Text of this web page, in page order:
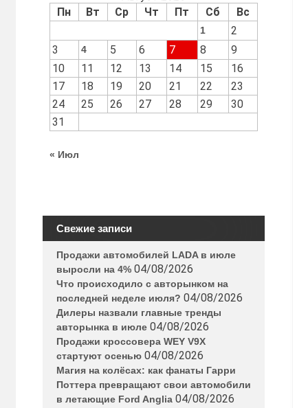
Пн
Вт Ср Чт Пт Сб Вс
1
2
3
4 5 6 7 8
9
10
11 12 13 14 15
16
17
18 19 20 21 22
23
24
25 26 27 28 29
30
31
« Июл
Свежие записи
Продажи автомобилей LADA в июле
выросли на 4% 04/08/2026
Что происходило с авторынком на
последней неделе июля? 04/08/2026
Дилеры назвали главные тренды
авторынка в июле 04/08/2026
Продажи кроссовера WEY V9X
стартуют осенью 04/08/2026
Магия на колёсах: как фанаты Гарри
Поттера превращают свои автомобили
в летающие Ford Anglia 04/08/2026